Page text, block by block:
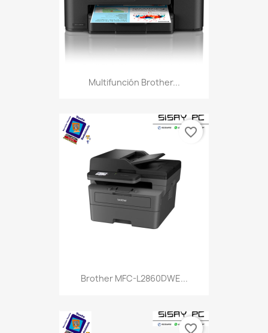
Multifunción Brother...
Brother MFC-L2860DWE...
favorite_border
favorite_border